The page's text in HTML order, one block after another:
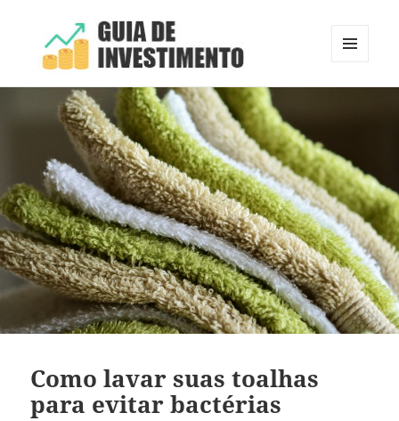
Guia de Investimento
E
Como lavar suas toalhas
para evitar bactérias